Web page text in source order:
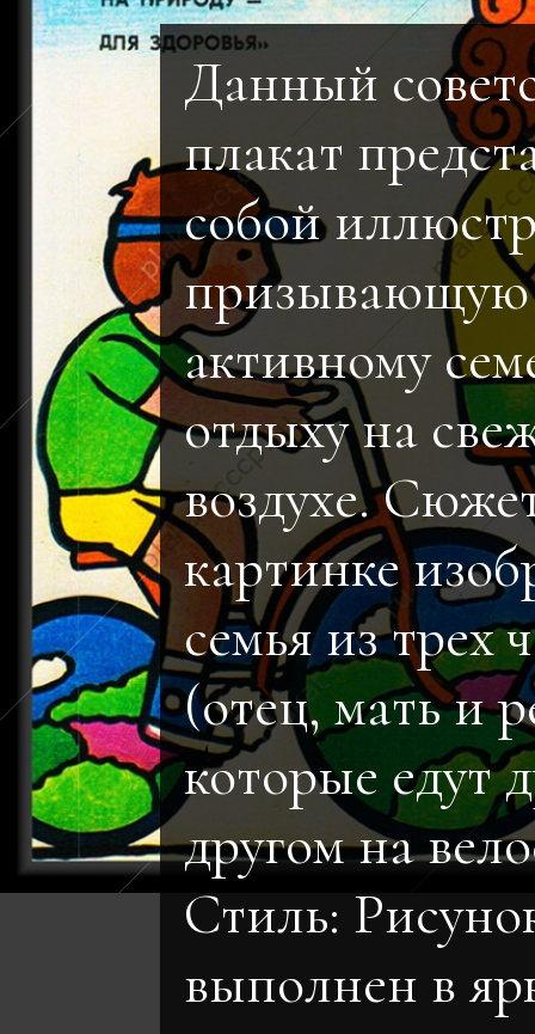
Данный
плакат
собой
активному
отдыху на
воздухе.
картинке
семья из трех
(отец, мать и
которые едут
другом на
Стиль:
выполнен в